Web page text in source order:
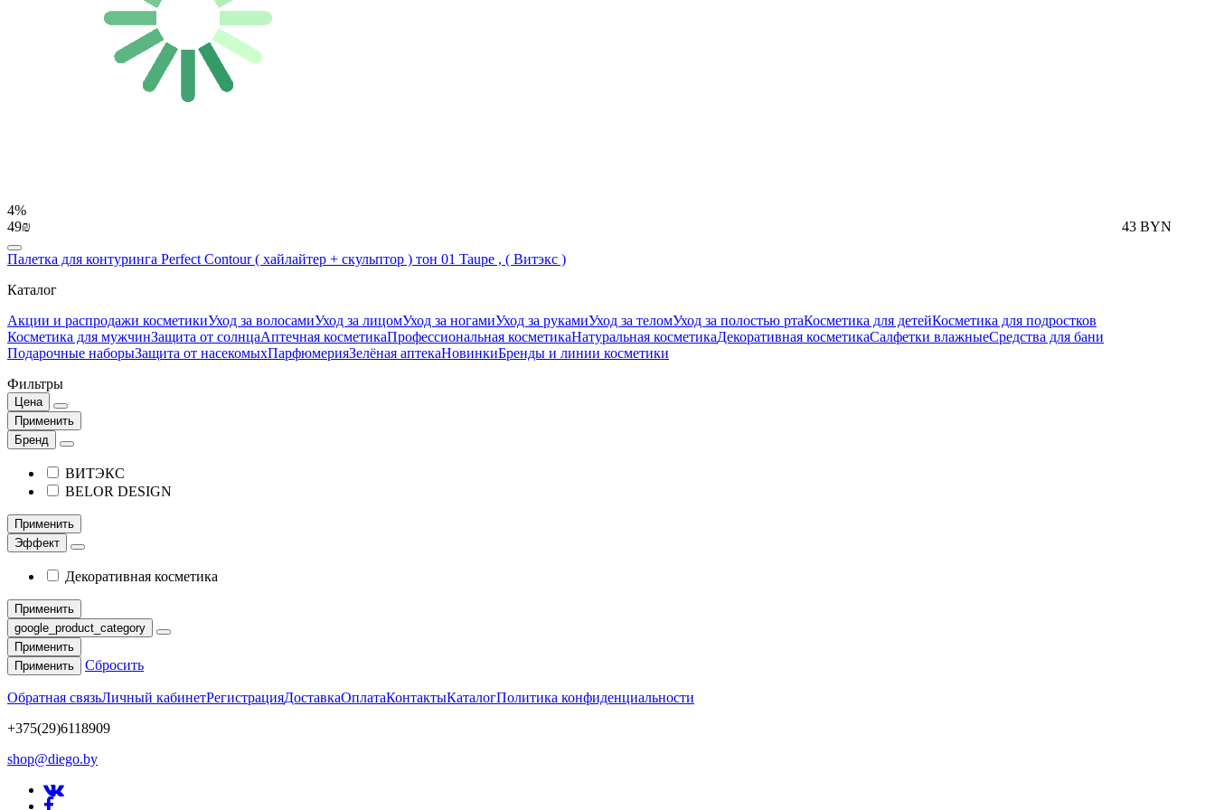
4%
49₪
43 BYN
Палетка для контуринга Perfect Contour ( хайлайтер + скульптор ) тон 01 Taupe , ( Витэкс )
Каталог
Акции и распродажи косметикиУход за волосамиУход за лицомУход за ногамиУход за рукамиУход за теломУход за полостью ртаКосметика для детейКосметика для подростков
Косметика для мужчинЗащита от солнцаАптечная косметикаПрофессиональная косметикаНатуральная косметикаДекоративная косметикаСалфетки влажныеСредства для бани
Подарочные наборыЗащита от насекомыхПарфюмерияЗелёная аптекаНовинкиБренды и линии косметики
Фильтры
Цена
Применить
Бренд
ВИТЭКС
BELOR DESIGN
Применить
Эффект
Декоративная косметика
Применить
google_product_category
Применить
Применить
Сбросить
Обратная связьЛичный кабинетРегистрацияДоставкаОплатаКонтактыКаталогПолитика конфиденциальности
+375(29)6118909
shop@diego.by